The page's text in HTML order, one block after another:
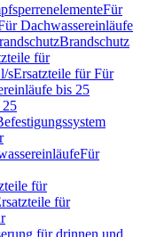
Für
Dachwassereinläufe
Brandschutz
für
sErsatzteile für Für
bis 25
25
Für
für
für
für drinnen und